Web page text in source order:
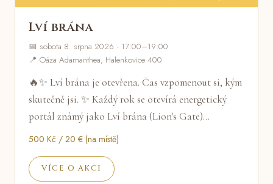
Lví brána
📅 sobota 8. srpna 2026 · 17:00–19:00
📍 Oáza Adamanthea, Halenkovice 400
🔥✨ Lví brána je otevřena. Čas vzpomenout si, kým
skutečně jsi. ✨ Každý rok se otevírá energetický
portál známý jako Lví brána (Lion's Gate)…
500 Kč / 20 € (na místě)
VÍCE O AKCI